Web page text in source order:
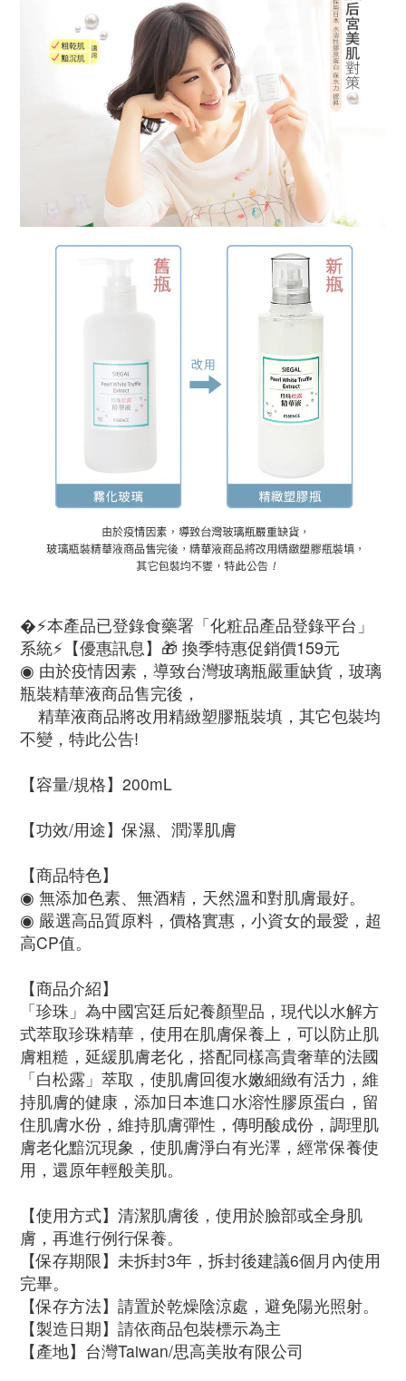
�⚡️本產品已登錄食藥署「化粧品產品登錄平台」
系統⚡️【優惠訊息】🎁 換季特惠促銷價159元
◉ 由於疫情因素，導致台灣玻璃瓶嚴重缺貨，玻璃
瓶裝精華液商品售完後，
不變，特此公告!
【容量/規格】200mL
【功效/用途】保濕、潤澤肌膚
【商品特色】
◉ 無添加色素、無酒精，天然溫和對肌膚最好。
◉ 嚴選高品質原料，價格實惠，小資女的最愛，超
高CP值。
【商品介紹】
「珍珠」為中國宮廷后妃養顏聖品，現代以水解方
式萃取珍珠精華，使用在肌膚保養上，可以防止肌
膚粗糙，延緩肌膚老化，搭配同樣高貴奢華的法國
「白松露」萃取，使肌膚回復水嫩細緻有活力，維
持肌膚的健康，添加日本進口水溶性膠原蛋白，留
住肌膚水份，維持肌膚彈性，傳明酸成份，調理肌
膚老化黯沉現象，使肌膚淨白有光澤，經常保養使
用，還原年輕般美肌。
【使用方式】清潔肌膚後，使用於臉部或全身肌
膚，再進行例行保養。
【保存期限】未拆封3年，拆封後建議6個月內使用
完畢。
【保存方法】請置於乾燥陰涼處，避免陽光照射。
【製造日期】請依商品包裝標示為主
【產地】台灣Taiwan/思高美妝有限公司